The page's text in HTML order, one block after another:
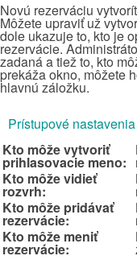
Novú rezerváciu
Môžete upraviť už
dole ukazuje to, kto je
rezervácie.
zadaná a tiež to, kto
prekáža okno, môžete
hlavnú záložku.
Prístupové
Kto môže vytvoriť
prihlasovacie meno:
Kto môže vidieť
rozvrh:
Kto môže pridávať
rezervácie:
Kto môže meniť
rezervácie: